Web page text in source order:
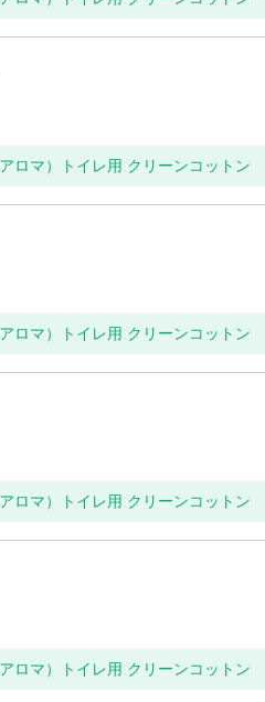
ロマ）トイレ用 クリーンコットン
ロマ）トイレ用 クリーンコットン
ロマ）トイレ用 クリーンコットン
ロマ）トイレ用 クリーンコットン